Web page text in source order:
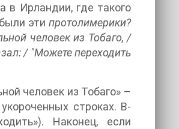
в Ирландии, где такого
эти протолимерики?
человек из Тобаго, /
/ "Можете переходить
человек из Тобаго» –
строках. В-
Наконец, если